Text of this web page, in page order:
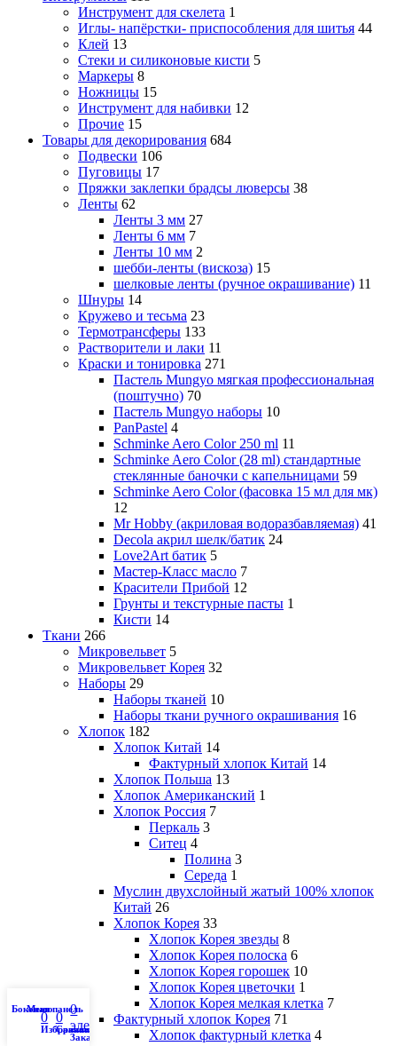
Инструмент для скелета 1
Иглы- напёрстки- приспособления для шитья 44
Клей 13
Стеки и силиконовые кисти 5
Маркеры 8
Ножницы 15
Инструмент для набивки 12
Прочие 15
Товары для декорирования 684
Подвески 106
Пуговицы 17
Пряжки заклепки брадсы люверсы 38
Ленты 62
Ленты 3 мм 27
Ленты 6 мм 7
Ленты 10 мм 2
шебби-ленты (вискоза) 15
шелковые ленты (ручное окрашивание) 11
Шнуры 14
Кружево и тесьма 23
Термотрансферы 133
Растворители и лаки 11
Краски и тонировка 271
Пастель Mungyo мягкая профессиональная
(поштучно) 70
Пастель Mungyo наборы 10
PanPastel 4
Schminke Aero Color 250 ml 11
Schminke Aero Color (28 ml) стандартные
стеклянные баночки с капельницами 59
Schminke Aero Color (фасовка 15 мл для мк)
12
Mr Hobby (акриловая водоразбавляемая) 41
Decola акрил шелк/батик 24
Love2Art батик 5
Мастер-Класс масло 7
Красители Прибой 12
Грунты и текстурные пасты 1
Кисти 14
Ткани 266
Микровельвет 5
Микровельвет Корея 32
Наборы 29
Наборы тканей 10
Наборы ткани ручного окрашивания 16
Хлопок 182
Хлопок Китай 14
Фактурный хлопок Китай 14
Хлопок Польша 13
Хлопок Американский 1
Хлопок Россия 7
Перкаль 3
Ситец 4
Полина 3
Середа 1
Муслин двухслойный жатый 100% хлопок
Китай 26
Хлопок Корея 33
Хлопок Корея звезды 8
Хлопок Корея полоска 6
Хлопок Корея горошек 10
Хлопок Корея цветочки 1
Хлопок Корея мелкая клетка 7
Фактурный хлопок Корея 71
Хлопок фактурный клетка 4
Боковая панель
Меню
0
Избранное
0
Сравнить
0
элемент
Заказ